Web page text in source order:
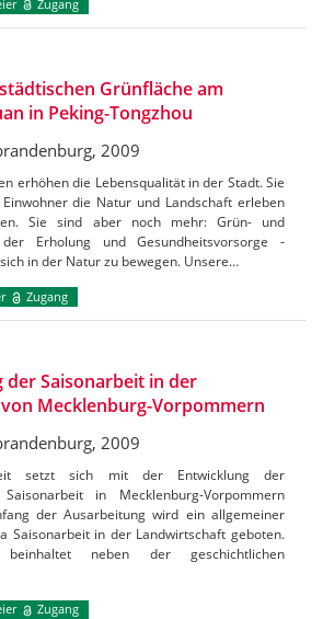
Zugang
Grünfläche am
in Peking-Tongzhou
2009
erhöhen die Lebensqualität in der Stadt. Sie
die Natur und Landschaft erleben
Sie sind aber noch mehr: Grün- und
Erholung und Gesundheitsvorsorge -
in der Natur zu bewegen. Unsere…
Zugang
der Saisonarbeit in der
Mecklenburg-Vorpommern
2009
setzt sich mit der Entwicklung der
in Mecklenburg-Vorpommern
der Ausarbeitung wird ein allgemeiner
Saisonarbeit in der Landwirtschaft geboten.
neben der geschichtlichen
Zugang